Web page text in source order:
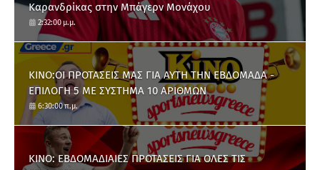
Καρανδρίκας στην Μπάγερν Μονάχου
2:32:00 μ.μ.
ΚΙΝΟ:ΟΙ ΠΡΟΤΑΣΕΙΣ ΜΑΣ ΓΙΑ ΑΥΤΗ ΤΗΝ ΕΒΔΟΜΑΔΑ -
ΕΠΙΛΟΓΗ 5 ΜΕ ΣΥΣΤΗΜΑ 10 ΑΡΙΘΜΩΝ
6:30:00 π.μ.
ΚΙΝΟ: ΕΒΔΟΜΑΔΙΑΙΕΣ ΠΡΟΤΑΣΕΙΣ ΓΙΑ ΟΛΕΣ ΤΙΣ